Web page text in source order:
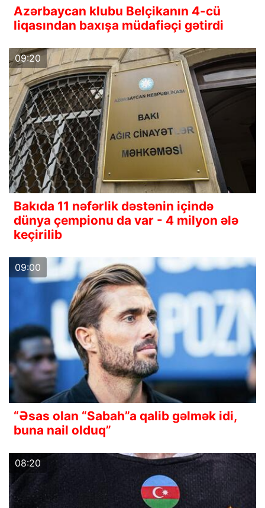
Azərbaycan klubu Belçikanın 4-cü
liqasından baxışa müdafiəçi gətirdi
09:20
Bakıda 11 nəfərlik dəstənin içində
dünya çempionu da var - 4 milyon ələ
keçirilib
09:00
“Əsas olan “Sabah”a qalib gəlmək idi,
buna nail olduq”
08:20